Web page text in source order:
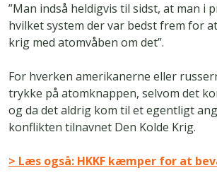
”Man indså heldigvis til sidst, at man i
hvilket system der var bedst frem for
krig med atomvåben om det”.
For hverken amerikanerne eller
trykke på atomknappen, selvom det
og da det aldrig kom til et egentligt
konflikten tilnavnet Den Kolde Krig.
> Læs også: HKKF kæmper for at